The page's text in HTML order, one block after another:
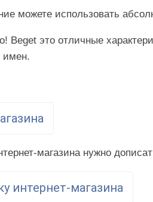
можете использовать
Beget это отличные
имен.
магазина нужно
интернет-магазина